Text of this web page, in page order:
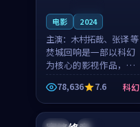
电影 2024
主演： 木村拓哉、张译 等
焚城回响是一部以科幻
为核心的影视作品，围
绕危机、反转与人物成
长展开，整体节奏紧
凑，值得推荐观看。
78,636 7.6 科幻